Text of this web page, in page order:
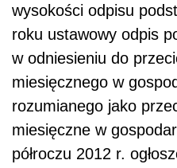
wysokości odpisu
roku ustawowy odpis
w odniesieniu do
miesięcznego w
rozumianego jako
miesięczne w
półroczu 2012 r.